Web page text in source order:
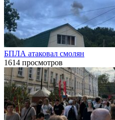
БПЛА атаковал смолян
1614 просмотров